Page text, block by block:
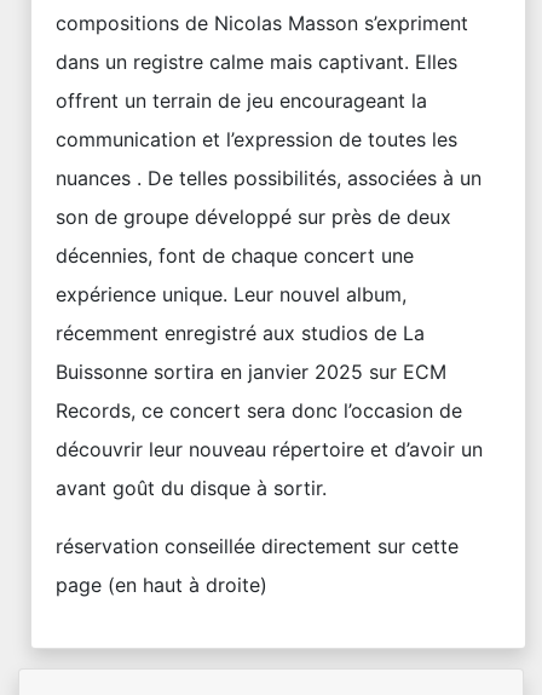
compositions de Nicolas Masson s’expriment
dans un registre calme mais captivant. Elles
offrent un terrain de jeu encourageant la
communication et l’expression de toutes les
nuances . De telles possibilités, associées à un
son de groupe développé sur près de deux
décennies, font de chaque concert une
expérience unique. Leur nouvel album,
récemment enregistré aux studios de La
Buissonne sortira en janvier 2025 sur ECM
Records, ce concert sera donc l’occasion de
découvrir leur nouveau répertoire et d’avoir un
avant goût du disque à sortir.
réservation conseillée directement sur cette
page (en haut à droite)